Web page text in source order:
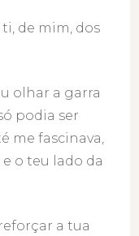
de mim, dos
olhar a garra
podia ser
me fascinava,
o teu lado da
a tua